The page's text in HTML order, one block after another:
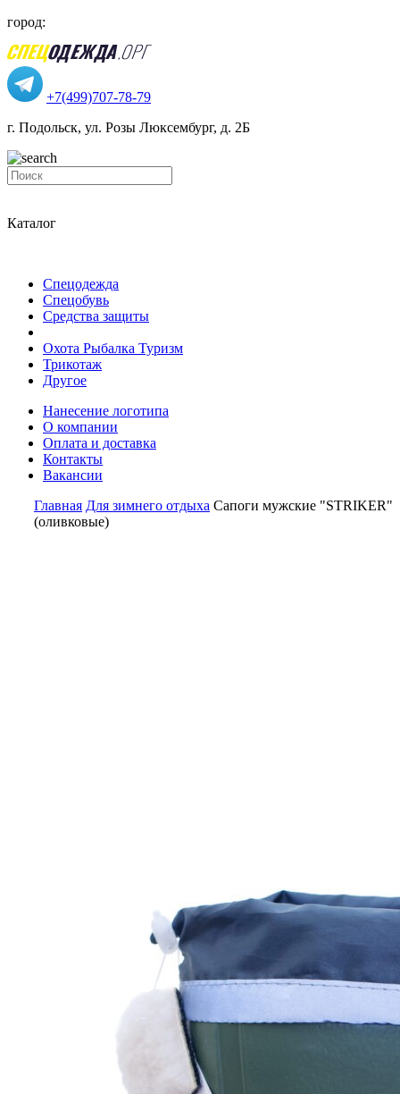
город:
+7(499)707-78-79
г. Подольск, ул. Розы Люксембург, д. 2Б
Каталог
Спецодежда
Спецобувь
Средства защиты
Охота Рыбалка Туризм
Трикотаж
Другое
Нанесение логотипа
О компании
Оплата и доставка
Контакты
Вакансии
Главная Для зимнего отдыха Сапоги мужские "STRIKER"
(оливковые)